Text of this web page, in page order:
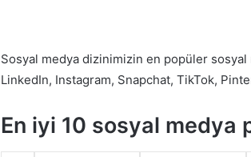
Sosyal medya dizinimizin en popüler sosyal
LinkedIn, Instagram, Snapchat, TikTok,
En iyi 10 sosyal medya